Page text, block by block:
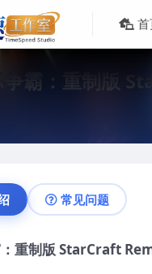
争霸：重制版
常见问题
重制版 StarCraft